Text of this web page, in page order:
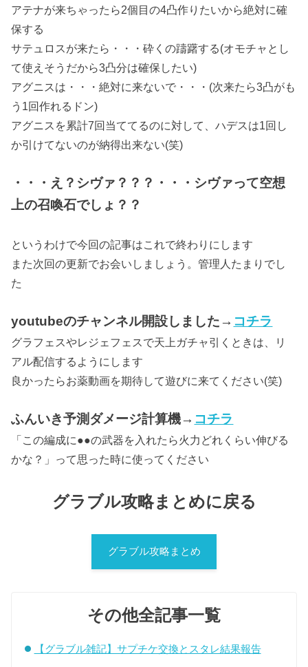
アテナが来ちゃったら2個目の4凸作りたいから絶対に確
保する
サテュロスが来たら・・・砕くの躊躇する(オモチャとし
て使えそうだから3凸分は確保したい)
アグニスは・・・絶対に来ないで・・・(次来たら3凸がも
う1回作れるドン)
アグニスを累計7回当ててるのに対して、ハデスは1回し
か引けてないのが納得出来ない(笑)
・・・え？シヴァ？？？・・・シヴァって空想
上の召喚石でしょ？？
というわけで今回の記事はこれで終わりにします
また次回の更新でお会いしましょう。管理人たまりでし
た
youtubeのチャンネル開設しました→ コチラ
グラフェスやレジェフェスで天上ガチャ引くときは、リ
アル配信するようにします
良かったらお薬動画を期待して遊びに来てください(笑)
ふんいき予測ダメージ計算機→ コチラ
「この編成に●●の武器を入れたら火力どれくらい伸びる
かな？」って思った時に使ってください
グラブル攻略まとめに戻る
グラブル攻略まとめ
その他全記事一覧
【グラブル雑記】サプチケ交換とスタレ結果報告